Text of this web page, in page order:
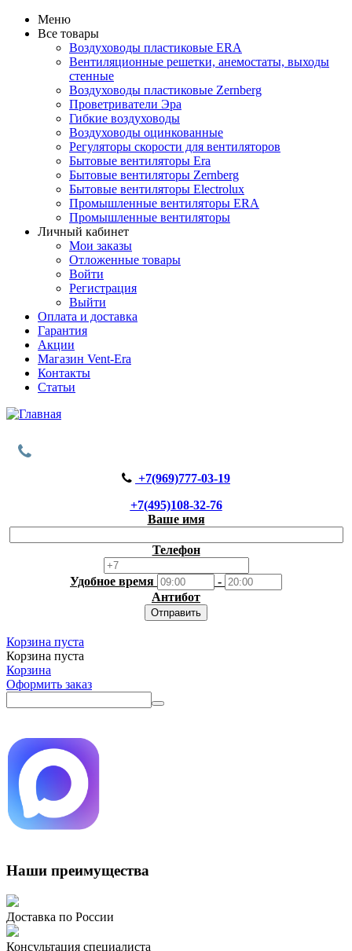
Меню
Все товары
Воздуховоды пластиковые ERA
Вентиляционные решетки, анемостаты, выходы
стенные
Воздуховоды пластиковые Zernberg
Проветриватели Эра
Гибкие воздуховоды
Воздуховоды оцинкованные
Регуляторы скорости для вентиляторов
Бытовые вентиляторы Era
Бытовые вентиляторы Zernberg
Бытовые вентиляторы Electrolux
Промышленные вентиляторы ERA
Промышленные вентиляторы
Личный кабинет
Мои заказы
Отложенные товары
Войти
Регистрация
Выйти
Оплата и доставка
Гарантия
Акции
Магазин Vent-Era
Контакты
Статьи
+7(969)777-03-19
+7(495)108-32-76
Ваше имя
Телефон
Удобное время
-
Антибот
Отправить
Корзина пуста
Корзина пуста
Корзина
Оформить заказ
Наши преимущества
Доставка по России
Консультация специалиста